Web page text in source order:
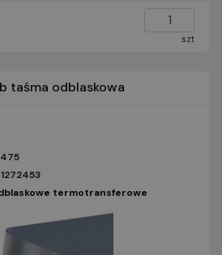
szt
taśma odblaskowa
termotransferowe